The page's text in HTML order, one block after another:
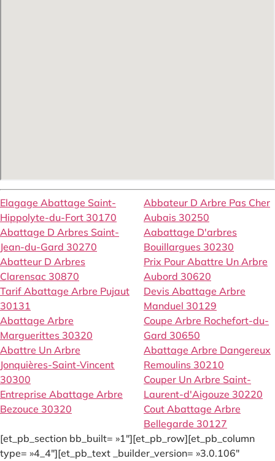
Elagage Abattage Saint-
Hippolyte-du-Fort 30170
Abattage D Arbres Saint-
Jean-du-Gard 30270
Abatteur D Arbres
Clarensac 30870
Tarif Abattage Arbre Pujaut
30131
Abattage Arbre
Marguerittes 30320
Abattre Un Arbre
Jonquières-Saint-Vincent
30300
Entreprise Abattage Arbre
Bezouce 30320
Abbateur D Arbre Pas Cher
Aubais 30250
Aabattage D'arbres
Bouillargues 30230
Prix Pour Abattre Un Arbre
Aubord 30620
Devis Abattage Arbre
Manduel 30129
Coupe Arbre Rochefort-du-
Gard 30650
Abattage Arbre Dangereux
Remoulins 30210
Couper Un Arbre Saint-
Laurent-d'Aigouze 30220
Cout Abattage Arbre
Bellegarde 30127
[et_pb_section bb_built= »1″][et_pb_row][et_pb_column
type= »4_4″][et_pb_text _builder_version= »3.0.106″